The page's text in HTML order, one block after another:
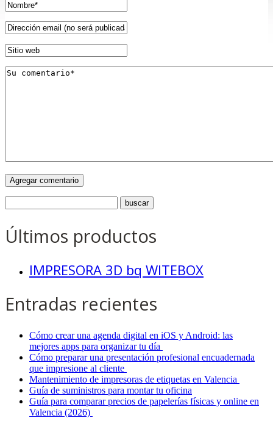
Últimos productos
IMPRESORA 3D bq WITEBOX
Entradas recientes
Cómo crear una agenda digital en iOS y Android: las
mejores apps para organizar tu día
Cómo preparar una presentación profesional encuadernada
que impresione al cliente
Mantenimiento de impresoras de etiquetas en Valencia
Guía de suministros para montar tu oficina
Guía para comparar precios de papelerías físicas y online en
Valencia (2026)